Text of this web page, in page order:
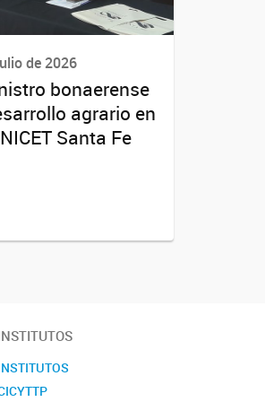
de 2026
bonaerense
agrario en
Santa Fe